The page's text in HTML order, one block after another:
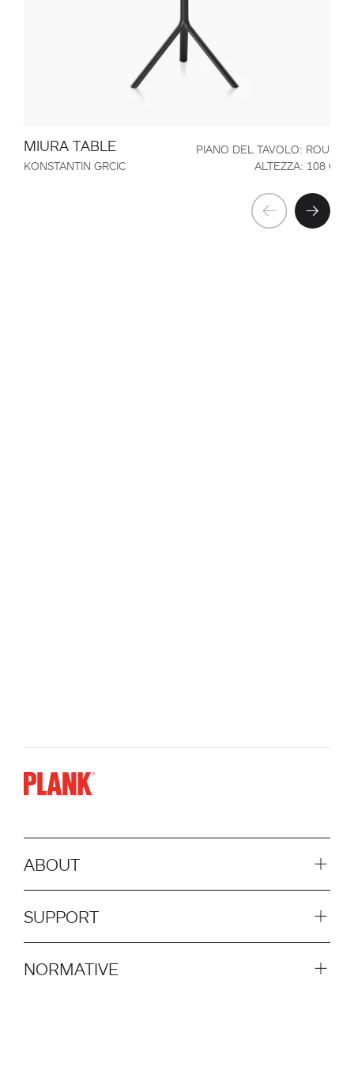
MIURA TABLE
KONSTANTIN GRCIC
PIANO DEL TAVOLO: ROUND
ALTEZZA: 108 CM
ABOUT
SUPPORT
NORMATIVE